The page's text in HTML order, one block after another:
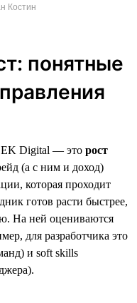
Костин
понятные
Digital — это рост
(а с ним и доход)
которая проходит
готов расти быстрее,
На ней оцениваются
для разработчика это
и soft skills